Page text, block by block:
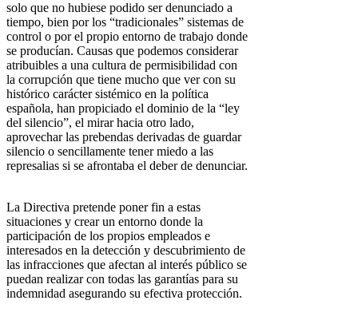
solo que no hubiese podido ser denunciado a
tiempo, bien por los “tradicionales” sistemas de
control o por el propio entorno de trabajo donde
se producían. Causas que podemos considerar
atribuibles a una cultura de permisibilidad con
la corrupción que tiene mucho que ver con su
histórico carácter sistémico en la política
española, han propiciado el dominio de la “ley
del silencio”, el mirar hacia otro lado,
aprovechar las prebendas derivadas de guardar
silencio o sencillamente tener miedo a las
represalias si se afrontaba el deber de denunciar.
La Directiva pretende poner fin a estas
situaciones y crear un entorno donde la
participación de los propios empleados e
interesados en la detección y descubrimiento de
las infracciones que afectan al interés público se
puedan realizar con todas las garantías para su
indemnidad asegurando su efectiva protección.